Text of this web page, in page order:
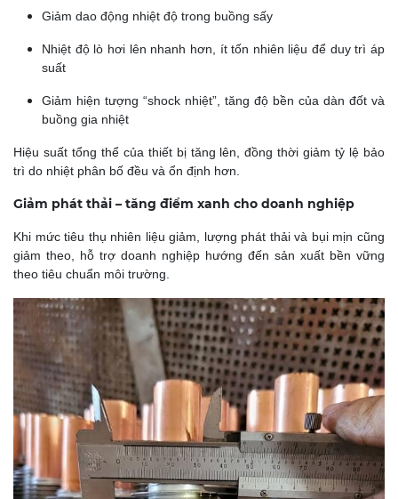
Giảm dao động nhiệt độ trong buồng sấy
Nhiệt độ lò hơi lên nhanh hơn, ít tốn nhiên liệu để duy trì áp
suất
Giảm hiện tượng “shock nhiệt”, tăng độ bền của dàn đốt và
buồng gia nhiệt
Hiệu suất tổng thể của thiết bị tăng lên, đồng thời giảm tỷ lệ bảo
trì do nhiệt phân bố đều và ổn định hơn.
Giảm phát thải – tăng điểm xanh cho doanh nghiệp
Khi mức tiêu thụ nhiên liệu giảm, lượng phát thải và bụi mịn cũng
giảm theo, hỗ trợ doanh nghiệp hướng đến sản xuất bền vững
theo tiêu chuẩn môi trường.